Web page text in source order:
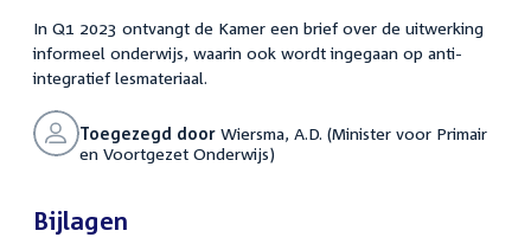
In Q1 2023 ontvangt de Kamer een brief over de uitwerking
informeel onderwijs, waarin ook wordt ingegaan op anti-
integratief lesmateriaal.
Toegezegd doorWiersma, A.D. (Minister voor Primair
en Voortgezet Onderwijs)
Bijlagen